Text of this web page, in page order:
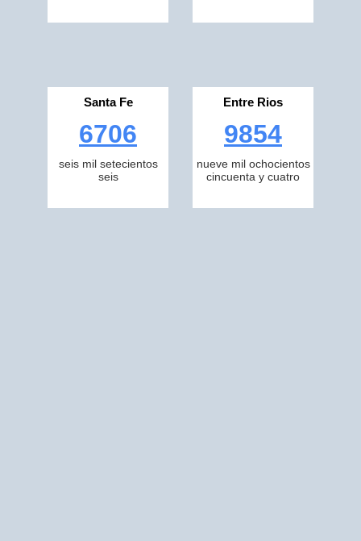
Santa Fe
6706
seis mil setecientos
seis
Entre Rios
9854
nueve mil ochocientos
cincuenta y cuatro